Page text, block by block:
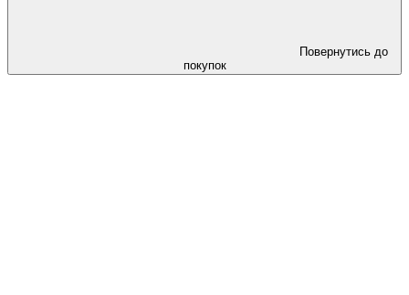
Повернутись до
покупок